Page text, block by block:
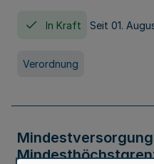
In Kraft Seit 01.
Verordnung